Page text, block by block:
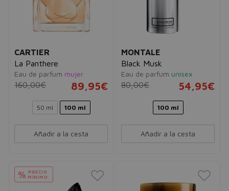
CARTIER
La Panthere
Eau de parfum mujer
160,00€ 89,95€
50 ml 100 ml
Añadir a la cesta
MONTALE
Black Musk
Eau de parfum unisex
80,00€ 54,95€
100 ml
Añadir a la cesta
% PRECIO
MÍNIMO